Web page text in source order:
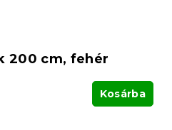
200 cm, fehér
Kosárba